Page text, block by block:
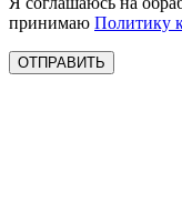
принимаю Политику
ОТПРАВИТЬ